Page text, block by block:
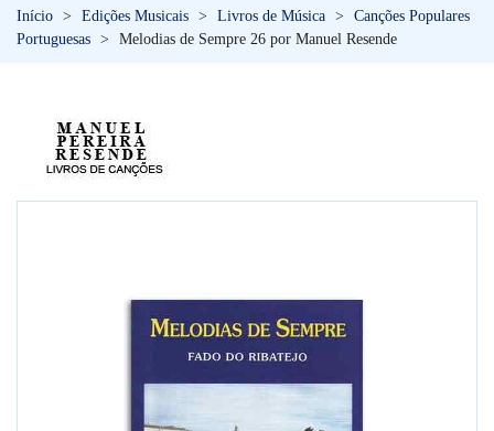
Início > Edições Musicais > Livros de Música >
Canções Populares
Portuguesas > Melodias de Sempre 26 por Manuel Resende